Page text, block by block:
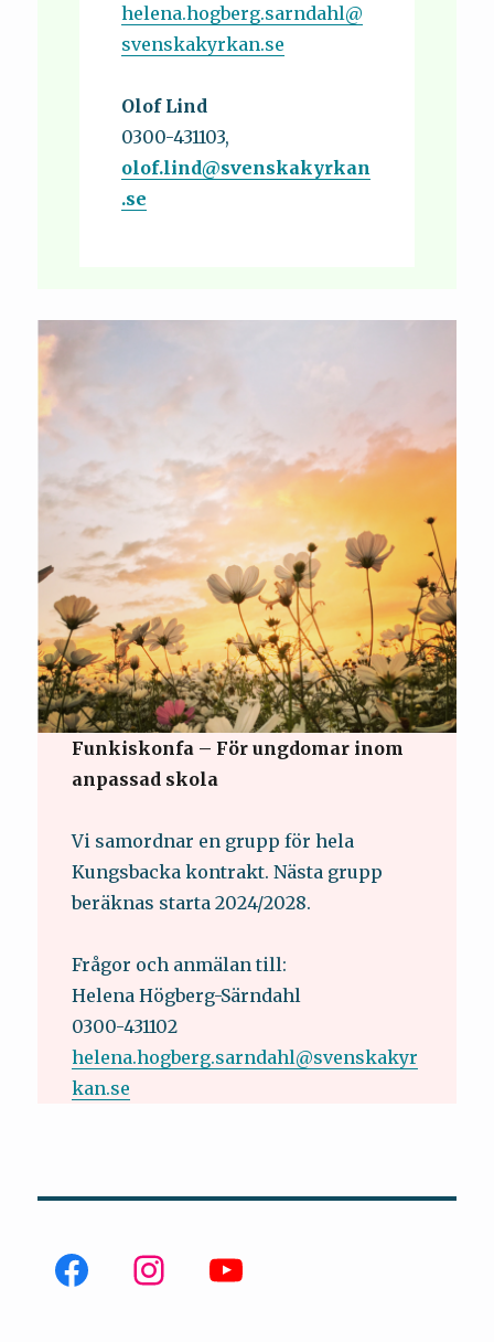
helena.hogberg.sarndahl@
svenskakyrkan.se
Olof Lind
0300-431103,
olof.lind@svenskakyrkan
.se
Funkiskonfa – För ungdomar inom
anpassad skola
Vi samordnar en grupp för hela
Kungsbacka kontrakt. Nästa grupp
beräknas starta 2024/2028.
Frågor och anmälan till:
Helena Högberg-Särndahl
0300-431102
helena.hogberg.sarndahl@svenskakyr
kan.se